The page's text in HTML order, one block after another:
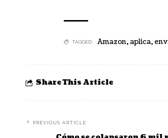
TAGGED: Amazon, aplica,
Share This Article
PREVIOUS ARTICLE